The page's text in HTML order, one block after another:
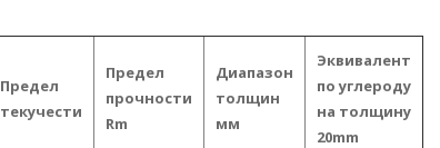
Предел
текучести
Предел
прочности
Rm
Диапазон
толщин
мм
Эквивалент
по углероду
на толщину
20mm